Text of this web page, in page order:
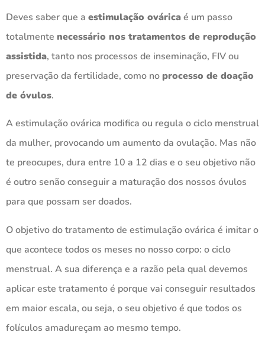
Deves saber que a estimulação ováricaé um passo
totalmente necessário nos tratamentos de reprodução
assistida, tanto nos processos de inseminação, FIV ou
preservação da fertilidade, como noprocesso de doação
de óvulos.
A estimulação ovárica modifica ou regula o ciclo menstrual
da mulher, provocando um aumento da ovulação. Mas não
te preocupes, dura entre 10 a 12 dias e o seu objetivo não
é outro senão conseguir a maturação dos nossos óvulos
para que possam ser doados.
O objetivo do tratamento de estimulação ovárica é imitar o
que acontece todos os meses no nosso corpo: o ciclo
menstrual. A sua diferença e a razão pela qual devemos
aplicar este tratamento é porque vai conseguir resultados
em maior escala, ou seja, o seu objetivo é que todos os
folículos amadureçam ao mesmo tempo.